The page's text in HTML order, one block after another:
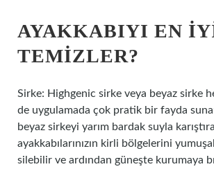
AYAKKABIYI EN
TEMIZLER?
Sirke: Highgenic sirke veya beyaz sirke
de uygulamada çok pratik bir fayda
beyaz sirkeyi yarım bardak suyla
ayakkabılarınızın kirli bölgelerini
silebilir ve ardından güneşte kurumaya